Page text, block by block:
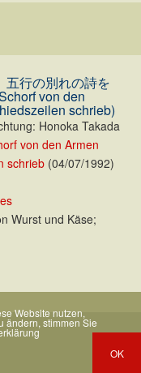
五行の別れの詩を
von den
schrieb)
Honoka Takada
von den Armen
schrieb(04/07/1992)
Wurst und Käse;
Website nutzen,
ändern, stimmen Sie
OK